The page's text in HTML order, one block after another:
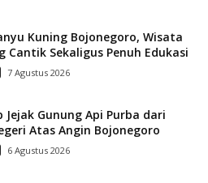
Kuning Bojonegoro, Wisata
Cantik Sekaligus Penuh Edukasi
7 Agustus 2026
Jejak Gunung Api Purba dari
Atas Angin Bojonegoro
6 Agustus 2026